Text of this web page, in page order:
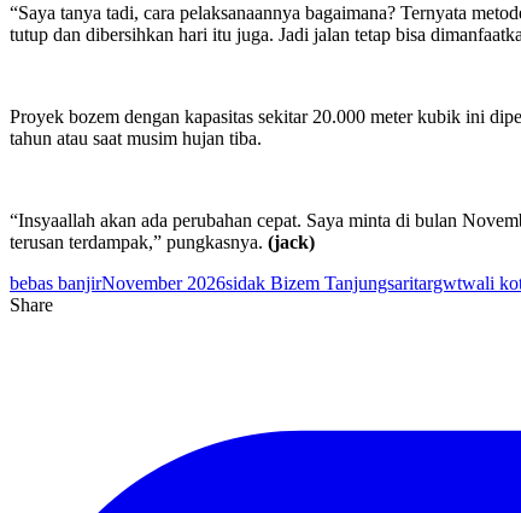
“Saya tanya tadi, cara pelaksanaannya bagaimana? Ternyata
tutup dan dibersihkan hari itu juga. Jadi jalan tetap bisa
Proyek bozem dengan kapasitas sekitar 20.000 meter kubik ini
tahun atau saat musim hujan tiba.
“Insyaallah akan ada perubahan cepat. Saya minta di bulan
terusan terdampak,” pungkasnya. (jack)
bebas banjirNovember 2026sidak Bizem Tanjungsaritargwtwali
Share